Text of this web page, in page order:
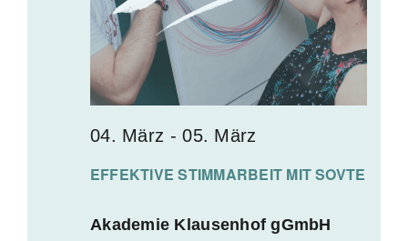
EFFEKTIVE STIMMARBEIT MIT SOVTE
04. März -05. März
Akademie Klausenhof gGmbH